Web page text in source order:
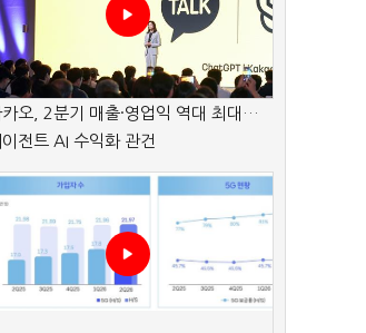
카오, 2분기 매출·영업익 역대 최대…
이전트 AI 수익화 관건